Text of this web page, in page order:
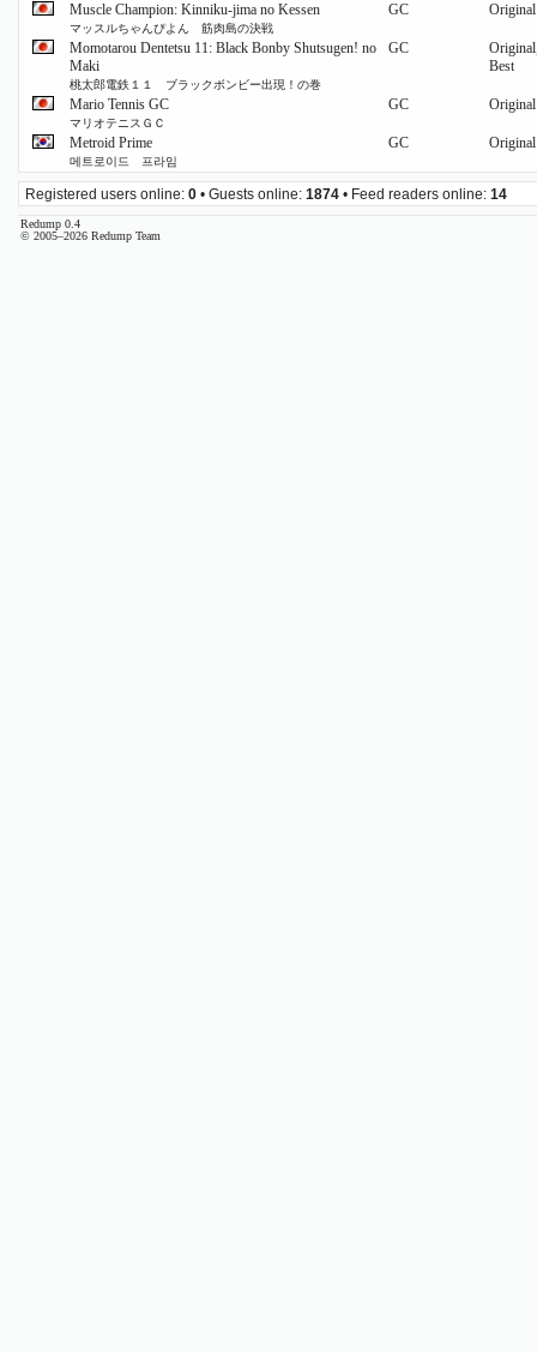
Muscle Champion: Kinniku-jima no Kessen
マッスルちゃんぴよん 筋肉島の決戦
GC Original
Momotarou Dentetsu 11: Black Bonby Shutsugen! no
Maki
桃太郎電鉄１１ ブラックボンビー出現！の巻
GC
Best
Mario Tennis GC
マリオテニスＧＣ
GC Original
Metroid Prime
메트로이드 프라임
GC Original
Registered users online: 0 • Guests online: 1874 • Feed readers online: 14
Redump 0.4
© 2005–2026 Redump Team